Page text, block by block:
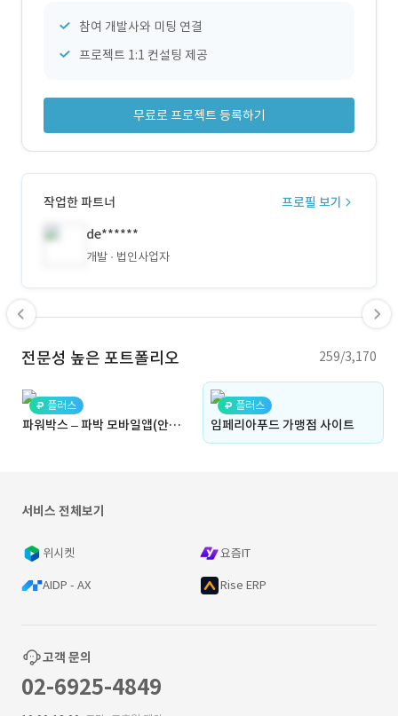
참여 개발사와 미팅 연결
프로젝트 1:1 컨설팅 제공
무료로 프로젝트 등록하기
작업한 파트너
프로필 보기
de******
개발 법인사업자
전문성 높은 포트폴리오 259/3,170
플러스
파워박스 – 파박 모바일앱(안드, 아이폰), 웹
플러스
임페리아푸드 가맹점 사이트
서비스 전체보기
위시켓 요즘IT
AIDP - AX Rise ERP
고객 문의
02-6925-4849